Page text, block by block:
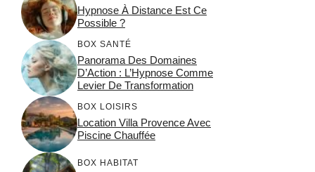
Hypnose À Distance Est Ce
Possible ?
BOX SANTÉ
Panorama Des Domaines
D’Action : L’Hypnose Comme
Levier De Transformation
BOX LOISIRS
Location Villa Provence Avec
Piscine Chauffée
BOX HABITAT